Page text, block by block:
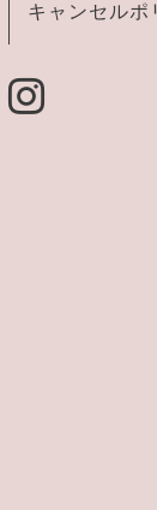
キャンセルポ